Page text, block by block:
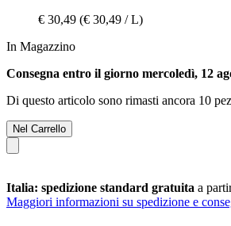
€ 30,49 (€ 30,49 / L)
In Magazzino
Consegna entro il giorno mercoledì, 12
Di questo articolo sono rimasti ancora 10
Nel Carrello
Italia: spedizione standard gratuita a
Maggiori informazioni su spedizione e